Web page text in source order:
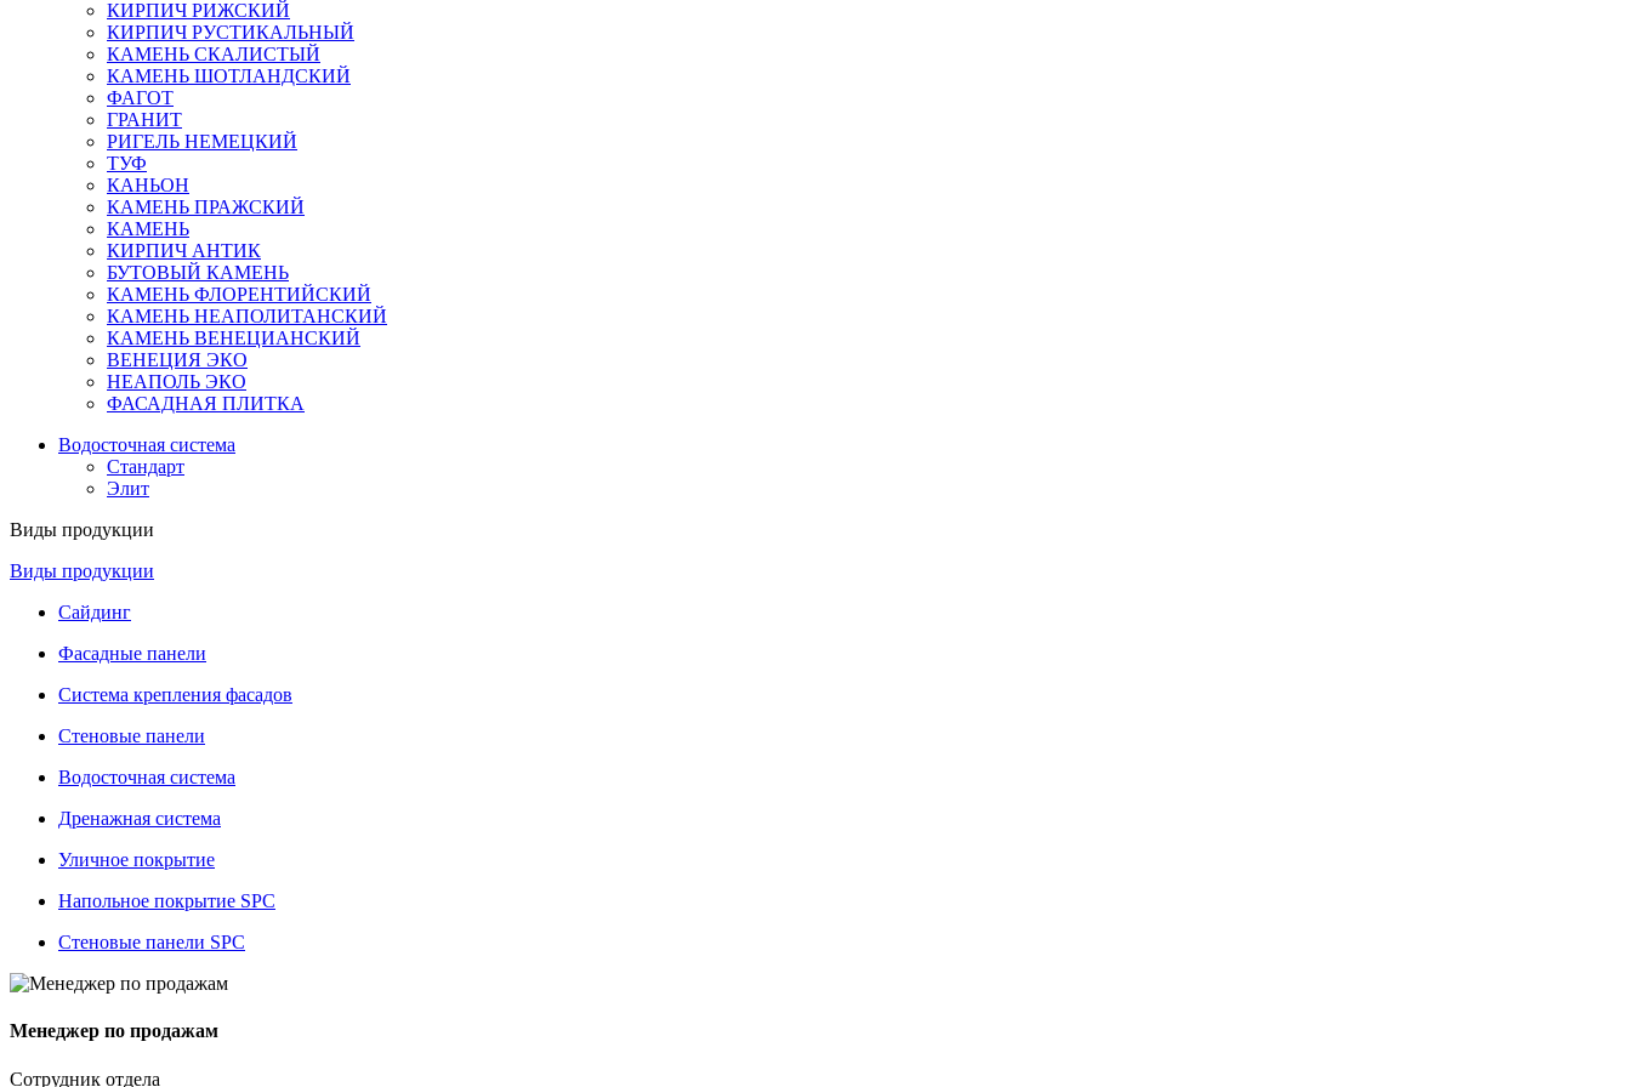
КИРПИЧ РИЖСКИЙ
КИРПИЧ РУСТИКАЛЬНЫЙ
КАМЕНЬ СКАЛИСТЫЙ
КАМЕНЬ ШОТЛАНДСКИЙ
ФАГОТ
ГРАНИТ
РИГЕЛЬ НЕМЕЦКИЙ
ТУФ
КАНЬОН
КАМЕНЬ ПРАЖСКИЙ
КАМЕНЬ
КИРПИЧ АНТИК
БУТОВЫЙ КАМЕНЬ
КАМЕНЬ ФЛОРЕНТИЙСКИЙ
КАМЕНЬ НЕАПОЛИТАНСКИЙ
КАМЕНЬ ВЕНЕЦИАНСКИЙ
ВЕНЕЦИЯ ЭКО
НЕАПОЛЬ ЭКО
ФАСАДНАЯ ПЛИТКА
Водосточная система
Стандарт
Элит
Виды продукции
Виды продукции
Сайдинг
Фасадные панели
Система крепления фасадов
Стеновые панели
Водосточная система
Дренажная система
Уличное покрытие
Напольное покрытие SPC
Стеновые панели SPC
Менеджер по продажам
Сотрудник отдела